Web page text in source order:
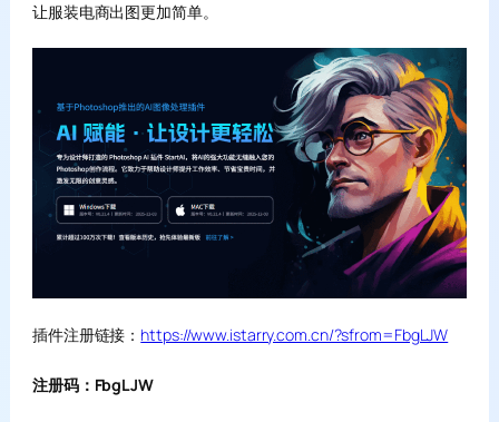
让服装电商出图更加简单。
插件注册链接： https://www.istarry.com.cn/?sfrom=FbgLJW
注册码：FbgLJW